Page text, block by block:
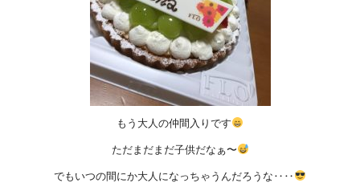
もう大人の仲間入りです
ただまだまだ子供だなぁ〜
でもいつの間にか大人になっちゃうんだろうな‥‥